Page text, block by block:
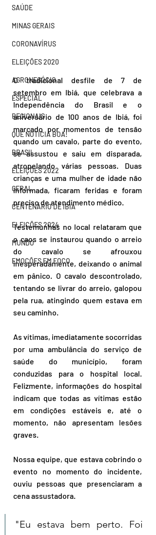
SAÚDE
MINAS GERAIS
CORONAVÍRUS
ELEIÇÕES 2020
AGRONEGÓCIO
ESPECIAL
REGIONAIS
QUE NOTÍCIA BOA!
BRASIL
ELEIÇÕES 2022
GERAL
CENTENÁRIO DE IBIÁ
ELEIÇÕES 2024
MUNDO
EMOÇÕES EM FOCO
O tradicional desfile de 7 de
setembro em Ibiá, que celebrava a
Independência do Brasil e o
aniversário de 100 anos de Ibiá, foi
marcado por momentos de tensão
quando um cavalo, parte do evento,
se assustou e saiu em disparada,
atropelando várias pessoas. Duas
crianças e uma mulher de idade não
informada, ficaram feridas e foram
preciso de atendimento médico.
Testemunhas no local relataram que
o caos se instaurou quando o arreio
do cavalo se afrouxou
inesperadamente, deixando o animal
em pânico. O cavalo descontrolado,
tentando se livrar do arreio, galopou
pela rua, atingindo quem estava em
seu caminho.
As vítimas, imediatamente socorridas
por uma ambulância do serviço de
saúde do município, foram
conduzidas para o hospital local.
Felizmente, informações do hospital
indicam que todas as vítimas estão
em condições estáveis e, até o
momento, não apresentam lesões
graves.
Nossa equipe, que estava cobrindo o
evento no momento do incidente,
ouviu pessoas que presenciaram a
cena assustadora.
"Eu estava bem perto. Foi